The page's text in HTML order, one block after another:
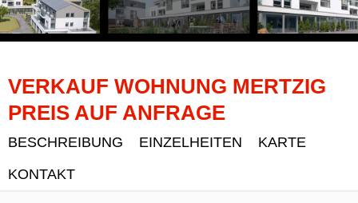
VERKAUF WOHNUNG MERTZIG
PREIS AUF ANFRAGE
BESCHREIBUNG EINZELHEITEN
KARTE
KONTAKT